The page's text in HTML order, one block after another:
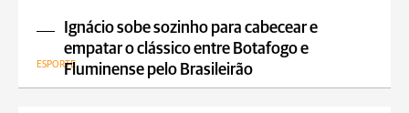
Ignácio sobe sozinho para cabecear e
empatar o clássico entre Botafogo e
Fluminense pelo Brasileirão
ESPORTE